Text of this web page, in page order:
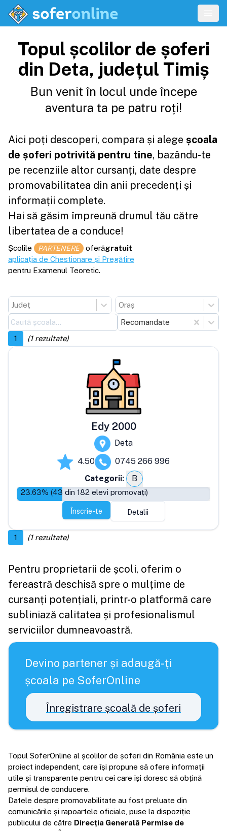
Topul școlilor de șoferi
din Deta, județul Timiș
Bun venit în locul unde începe
aventura ta pe patru roți!
Aici poți descoperi, compara și alege școala
de șoferi potrivită pentru tine, bazându-te
pe recenziile altor cursanți, date despre
promovabilitatea din anii precedenți și
informații complete.
Hai să găsim împreună drumul tău către
libertatea de a conduce!
Școlile PARTENERE oferăgratuit
aplicația de Chestionare și Pregătire
pentru Examenul Teoretic.
Județ
Oraș
Recomandate
1
(1rezultate)
Edy 2000
Deta
4.50
0745 266 996
Categorii:
B
23.63% (43 din 182 elevi promovați)
Înscrie-te Detalii
1 (1rezultate)
Pentru proprietarii de școli, oferim o
fereastră deschisă spre o mulțime de
cursanți potențiali, printr-o platformă care
subliniază calitatea și profesionalismul
serviciilor dumneavoastră.
Devino partener și adaugă-ți
școala pe SoferOnline
Înregistrare școală de șoferi
Topul SoferOnline al școlilor de șoferi din România este un
proiect independent, care își propune să ofere informații
utile și transparente pentru cei care își doresc să obțină
permisul de conducere.
Datele despre promovabilitate au fost preluate din
comunicările și rapoartele oficiale, puse la dispoziție
publicului de către Direcția Generală Permise de